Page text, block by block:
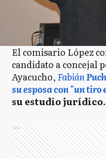
El comisario López
candidato a concejal
Ayacucho, Fabián
su esposa con "un tiro
su estudio jurídico.
Ads